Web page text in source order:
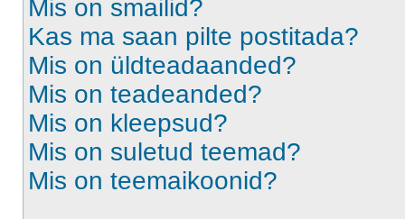
Mis on smailid?
Kas ma saan pilte postitada?
Mis on üldteadaanded?
Mis on teadeanded?
Mis on kleepsud?
Mis on suletud teemad?
Mis on teemaikoonid?